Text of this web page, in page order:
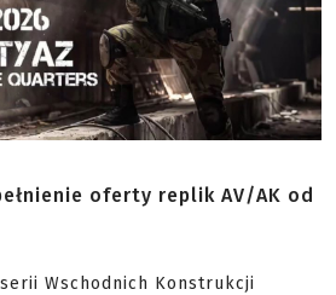
oferty replik AV/AK od
Wschodnich Konstrukcji